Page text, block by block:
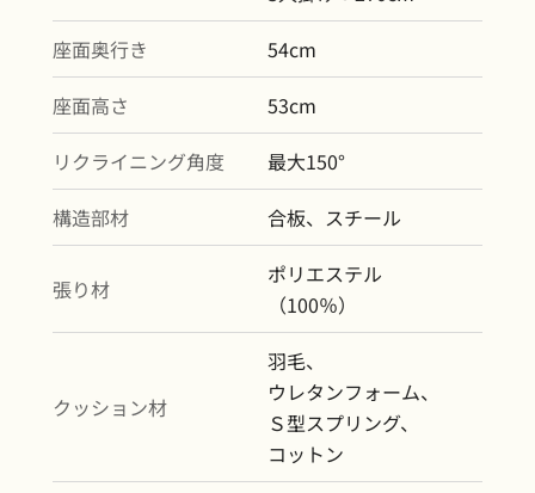
座面奥行き
54cm
座面高さ
53cm
リクライニング角度
最大150°
構造部材
合板、スチール
張り材
ポリエステル
（100％）
クッション材
羽毛、
ウレタンフォーム、
Ｓ型スプリング、
コットン